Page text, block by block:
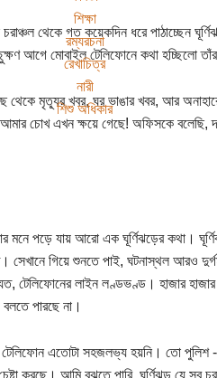
শিক্ষা
রম্যরচনা
রেখাচিত্র
নারী
শিশু অধিকার
চরাঞ্চল থেকে গত কয়েকদিন ধরে পাঠাচ্ছেন
আগে মোবাইল টেলিফোনে কথা হচ্ছিলো তাঁর
থেকে মৃত্যূর খবর, ঘর ভাঙার খবর, আর
চোখ এখন ক্ষয়ে গেছে! অফিসকে বলেছি,
মনে পড়ে যায় আরো এক ঘূর্ণিঝড়ের কথা।
সেখানে গিয়ে শুনতে পাই, ঘটনাস্থল আরও
টেলিফোনের লাইন লণ্ডভণ্ড। হাজার
পারছে না।
এতোটা সহজলভ্য হয়নি। তো পুলিশ -
করছে। আমি বুঝতে পারি, ঘূর্ণিঝড় যে সব